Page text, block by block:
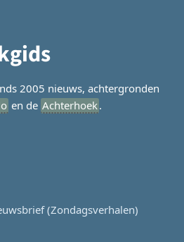
2005 nieuws, achtergronden
en de Achterhoek.
(Zondagsverhalen)